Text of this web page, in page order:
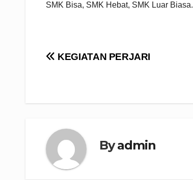
SMK Bisa, SMK Hebat, SMK Luar Biasa.
Navigasi
KEGIATAN PERJARI
Byadmin